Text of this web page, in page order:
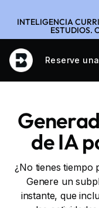
INTELIGENCIA
ESTUDIOS.
Reserve
de IA
¿No tienes tiempo
Genere un
instante, que